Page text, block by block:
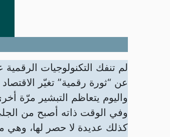
لم تنفك التكنولوجيات
عن “ثورة رقمية” تغيّر
واليوم يتعاظم التبشير مرّة
وفي الوقت ذاته أصبح من
كذلك عديدة لا حصر لها، وهي